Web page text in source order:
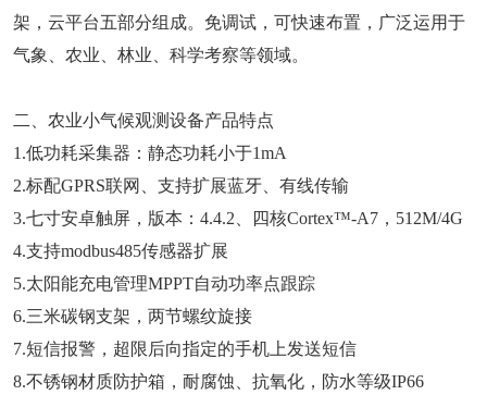
架，云平台五部分组成。免调试，可快速布置，广泛运用于
气象、农业、林业、科学考察等领域。
二、农业小气候观测设备产品特点
1.低功耗采集器：静态功耗小于1mA
2.标配GPRS联网、支持扩展蓝牙、有线传输
3.七寸安卓触屏，版本：4.4.2、四核Cortex™-A7，512M/4G
4.支持modbus485传感器扩展
5.太阳能充电管理MPPT自动功率点跟踪
6.三米碳钢支架，两节螺纹旋接
7.短信报警，超限后向指定的手机上发送短信
8.不锈钢材质防护箱，耐腐蚀、抗氧化，防水等级IP66